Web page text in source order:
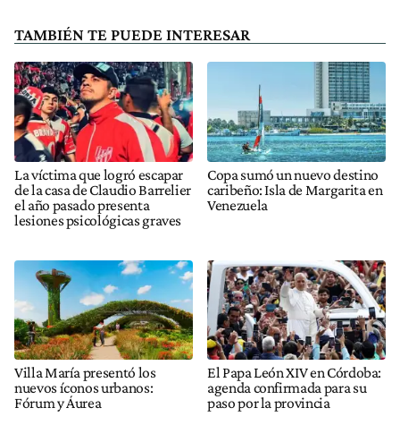
TAMBIÉN TE PUEDE INTERESAR
La víctima que logró escapar
de la casa de Claudio Barrelier
el año pasado presenta
lesiones psicológicas graves
Copa sumó un nuevo destino
caribeño: Isla de Margarita en
Venezuela
Villa María presentó los
nuevos íconos urbanos:
Fórum y Áurea
El Papa León XIV en Córdoba:
agenda confirmada para su
paso por la provincia